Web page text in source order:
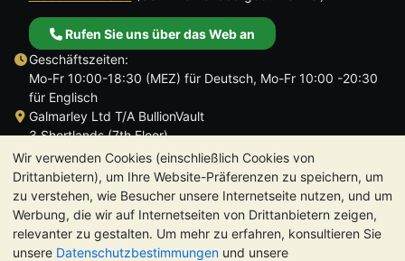
Wir verwenden Cookies (einschließlich Cookies von
Drittanbietern), um Ihre Website-Präferenzen zu speichern, um
zu verstehen, wie Besucher unsere Internetseite nutzen, und um
Werbung, die wir auf Internetseiten von Drittanbietern zeigen,
relevanter zu gestalten. Um mehr zu erfahren, konsultieren Sie
unsere Datenschutzbestimmungen und unsere
Rufen Sie uns über das Web an
Geschäftszeiten:
Mo-Fr 10:00-18:30 (MEZ) für Deutsch, Mo-Fr 10:00 -20:30
für Englisch
Galmarley Ltd T/A BullionVault
3 Shortlands (7th Floor)
Hammersmith
London
W6 8DA
Großbritannien